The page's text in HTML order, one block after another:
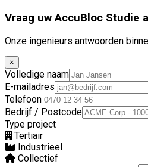
Vraag uw AccuBloc Studie
Onze ingenieurs antwoorden
×
Volledige naam
E-mailadres
Telefoon
Bedrijf / Postcode
Type project
Tertiair
Industrieel
Collectief